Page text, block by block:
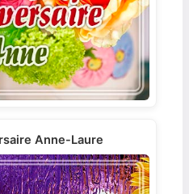
Anne-Laure